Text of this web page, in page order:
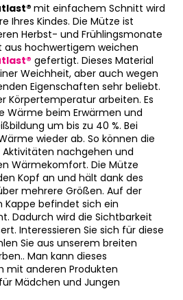
mit einfachem Schnitt wird
Ihres Kindes. Die Mütze ist
Herbst- und Frühlingsmonate
aus hochwertigem weichen
gefertigt. Dieses Material
Weichheit, aber auch wegen
Eigenschaften sehr beliebt.
Körpertemperatur arbeiten. Es
Wärme beim Erwärmen und
um bis zu 40 %. Bei
wieder ab. So können die
Aktivitäten nachgehen und
Wärmekomfort. Die Mütze
Kopf an und hält dank des
mehrere Größen. Auf der
Kappe befindet sich ein
Dadurch wird die Sichtbarkeit
Interessieren Sie sich für diese
Sie aus unserem breiten
Man kann dieses
mit anderen Produkten
Mädchen und Jungen